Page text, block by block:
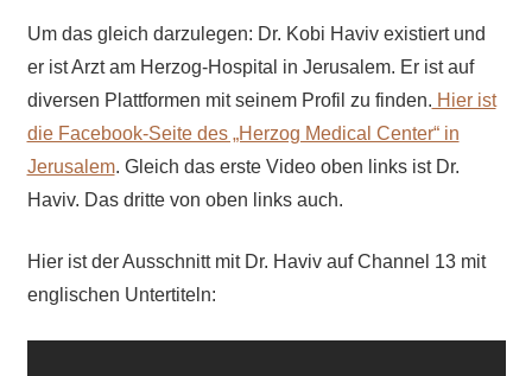
Um das gleich darzulegen: Dr. Kobi Haviv existiert und
er ist Arzt am Herzog-Hospital in Jerusalem. Er ist auf
diversen Plattformen mit seinem Profil zu finden. Hier ist
die Facebook-Seite des „Herzog Medical Center“ in
Jerusalem. Gleich das erste Video oben links ist Dr.
Haviv. Das dritte von oben links auch.
Hier ist der Ausschnitt mit Dr. Haviv auf Channel 13 mit
englischen Untertiteln: